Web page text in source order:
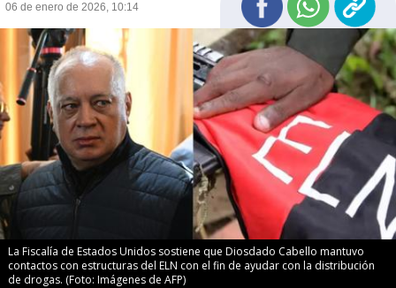
06 de enero de 2026, 10:14
La Fiscalía de Estados Unidos sostiene que Diosdado Cabello mantuvo
contactos con estructuras del ELN con el fin de ayudar con la distribución
de drogas. (Foto: Imágenes de AFP)